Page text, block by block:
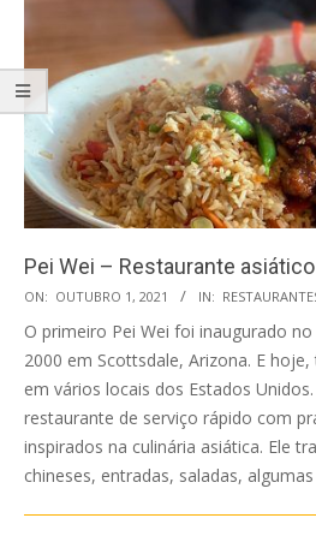
Pei Wei – Restaurante
2021-
10-
01
ON: OUTUBRO 1, 2021 IN:
O primeiro Pei Wei foi inaugurado
2000 em Scottsdale, Arizona. E
em vários locais dos Estados
restaurante de serviço rápido com
inspirados na culinária asiática. Ele
chineses, entradas, saladas, algumas